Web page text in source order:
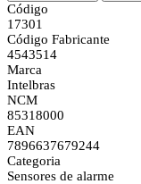
Código
17301
Código Fabricante
4543514
Marca
Intelbras
NCM
85318000
EAN
7896637679244
Categoria
Sensores de alarme